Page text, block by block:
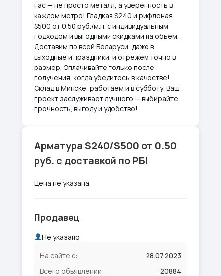
нас — не просто металл, а уверенность в
каждом метре! Гладкая S240 и рифленая
S500 от 0.50 руб./м.п. с индивидуальным
подходом и выгодными скидками на объем.
Доставим по всей Беларуси, даже в
выходные и праздники, и отрежем точно в
размер. Оплачивайте только после
получения, когда убедитесь в качестве!
Склад в Минске, работаем и в субботу. Ваш
проект заслуживает лучшего — выбирайте
прочность, выгоду и удобство!
Арматура S240/S500 от 0.50
руб. с доставкой по РБ!
Цена не указана
Продавец
Не указано
На сайте с:
28.07.2023
Всего объявлений:
20884